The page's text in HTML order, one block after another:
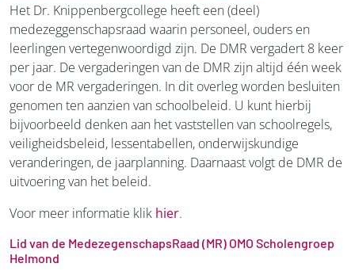
Het Dr. Knippenbergcollege heeft een (deel)
medezeggenschapsraad waarin personeel, ouders en
leerlingen vertegenwoordigd zijn. De DMR vergadert 8 keer
per jaar. De vergaderingen van de DMR zijn altijd één week
voor de MR vergaderingen. In dit overleg worden besluiten
genomen ten aanzien van schoolbeleid. U kunt hierbij
bijvoorbeeld denken aan het vaststellen van schoolregels,
veiligheidsbeleid, lessentabellen, onderwijskundige
veranderingen, de jaarplanning. Daarnaast volgt de DMR de
uitvoering van het beleid.
Voor meer informatie klik hier.
Lid van de MedezegenschapsRaad (MR) OMO Scholengroep
Helmond